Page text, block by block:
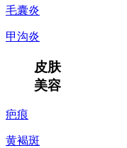
毛囊炎
甲沟炎
皮肤
美容
疤痕
黄褐斑